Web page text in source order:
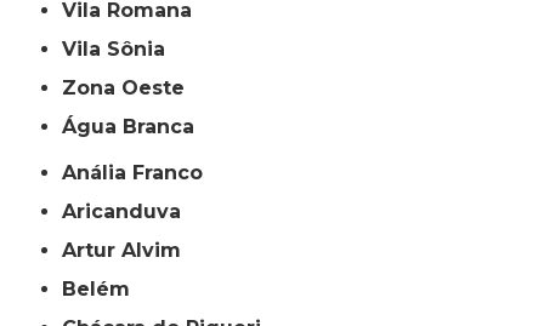
Vila Romana
Vila Sônia
Zona Oeste
Água Branca
Anália Franco
Aricanduva
Artur Alvim
Belém